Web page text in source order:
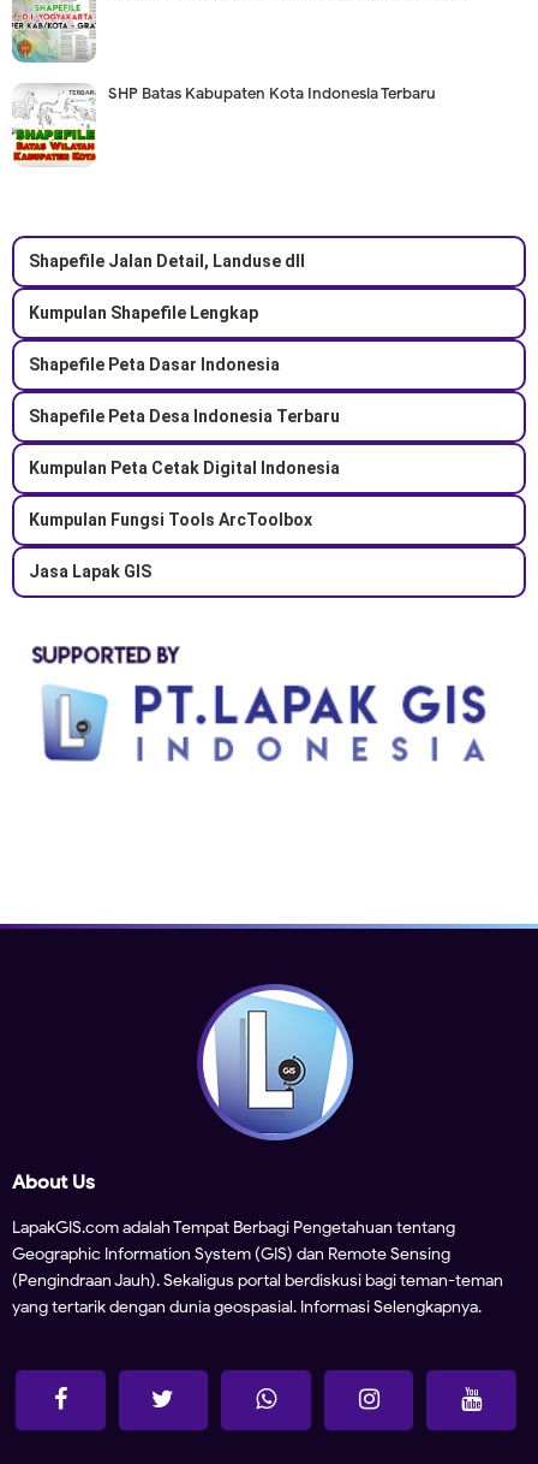
SHP Batas Kabupaten Kota Indonesia Terbaru
Shapefile Jalan Detail, Landuse dll
Kumpulan Shapefile Lengkap
Shapefile Peta Dasar Indonesia
Shapefile Peta Desa Indonesia Terbaru
Kumpulan Peta Cetak Digital Indonesia
Kumpulan Fungsi Tools ArcToolbox
Jasa Lapak GIS
About Us
LapakGIS.com adalah Tempat Berbagi Pengetahuan tentang
Geographic Information System (GIS) dan Remote Sensing
(Pengindraan Jauh). Sekaligus portal berdiskusi bagi teman-teman
yang tertarik dengan dunia geospasial. Informasi Selengkapnya.